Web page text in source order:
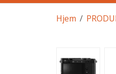
/
Hjem